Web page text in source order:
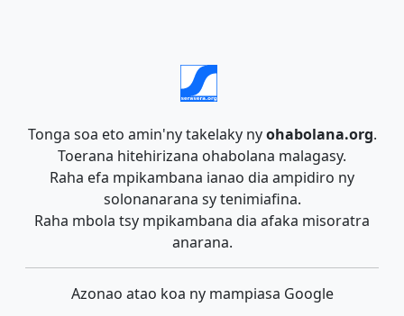
Tonga soa eto amin'ny takelaky nyohabolana.org.
Toerana hitehirizana ohabolana malagasy.
Raha efa mpikambana ianao dia ampidiro ny
solonanarana sy tenimiafina.
Raha mbola tsy mpikambana dia afaka misoratra
anarana.
Azonao atao koa ny mampiasa Google